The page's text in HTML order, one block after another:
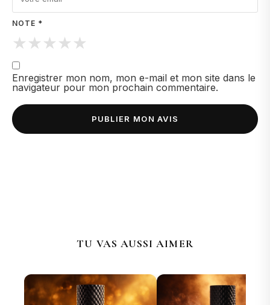
NOTE *
★★★★★
Enregistrer mon nom, mon e-mail et mon site dans le
navigateur pour mon prochain commentaire.
TU VAS AUSSI AIMER